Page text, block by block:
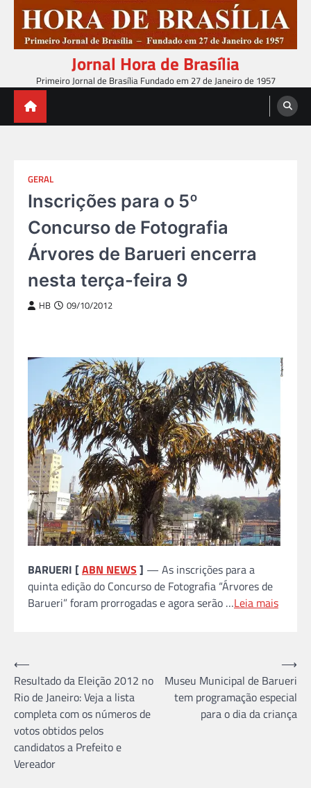
content
Jornal Hora de Brasília
Primeiro Jornal de Brasília Fundado em 27 de Janeiro de 1957
GERAL
Inscrições para o 5º
Concurso de Fotografia
Árvores de Barueri encerra
nesta terça-feira 9
HB 09/10/2012
BARUERI [ABN NEWS ] — As inscrições para a
quinta edição do Concurso de Fotografia “Árvores de
Barueri” foram prorrogadas e agora serão …Leia mais
Navegação
de
Post
⟵
Resultado da Eleição 2012 no
Rio de Janeiro: Veja a lista
completa com os números de
votos obtidos pelos
candidatos a Prefeito e
Vereador
Museu Municipal de Barueri
tem programação especial
para o dia da criança
⟶